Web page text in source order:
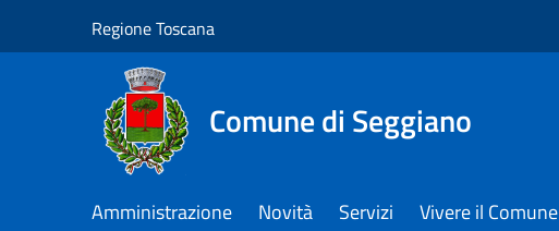
Regione Toscana
Comune di Seggiano
Amministrazione Novità Servizi Vivere il Comune